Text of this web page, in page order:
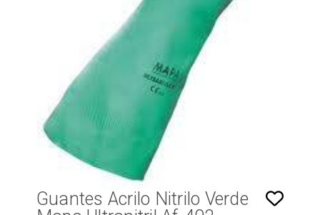
Guantes Acrilo Nitrilo Verde